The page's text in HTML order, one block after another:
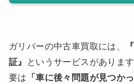
ガリバーの中古車買取には、
証』
というサービスがあります
要は 「車に後々問題が見つか